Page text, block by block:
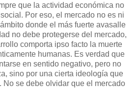
que la actividad económica no
Por eso, el mercado no es ni
donde el más fuerte avasalle
no debe protegerse del mercado,
comporta ipso facto la muerte
humanas. Es verdad que
en sentido negativo, pero no
sino por una cierta ideología que
No se debe olvidar que el mercado